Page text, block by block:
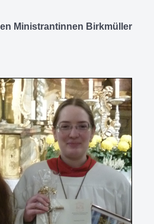
Ministrantinnen Birkmüller